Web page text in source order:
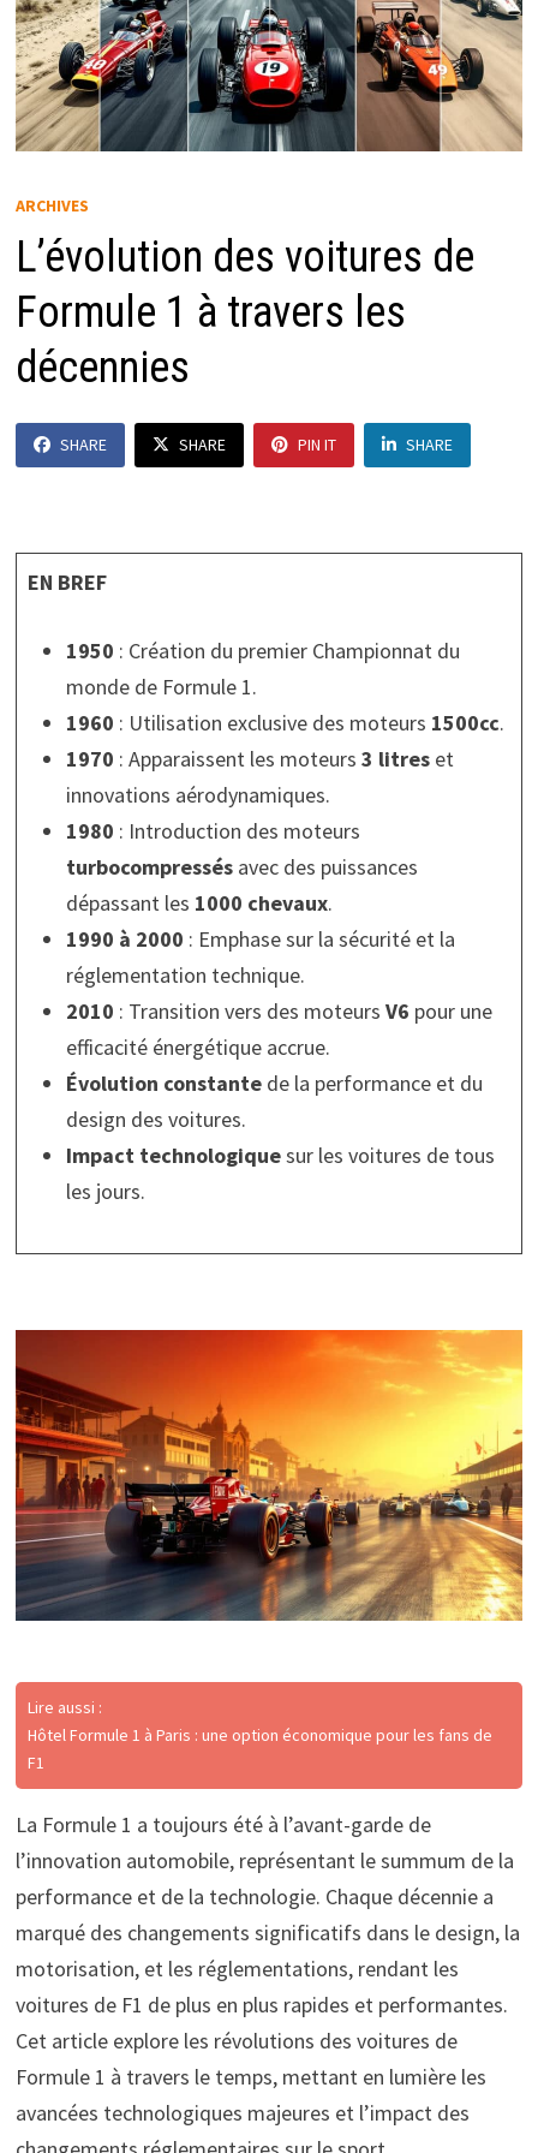
ARCHIVES
L’évolution des voitures de
Formule 1 à travers les
décennies
SHARE SHARE PIN IT SHARE
EN BREF
1950 : Création du premier Championnat du
monde de Formule 1.
1960 : Utilisation exclusive des moteurs 1500cc.
1970 : Apparaissent les moteurs 3 litreset
innovations aérodynamiques.
1980 : Introduction des moteurs
turbocompressésavec des puissances
dépassant les 1000 chevaux.
1990 à 2000 : Emphase sur la sécurité et la
réglementation technique.
2010 : Transition vers des moteurs V6 pour une
efficacité énergétique accrue.
Évolution constantede la performance et du
design des voitures.
Impact technologiquesur les voitures de tous
les jours.
Lire aussi :
Hôtel Formule 1 à Paris : une option économique pour les fans de
F1
La Formule 1 a toujours été à l’avant-garde de
l’innovation automobile, représentant le summum de la
performance et de la technologie. Chaque décennie a
marqué des changements significatifs dans le design, la
motorisation, et les réglementations, rendant les
voitures de F1 de plus en plus rapides et performantes.
Cet article explore les révolutions des voitures de
Formule 1 à travers le temps, mettant en lumière les
avancées technologiques majeures et l’impact des